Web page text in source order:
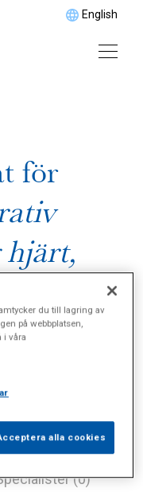
English
för
hjärt,
(0)
du till lagring av
på webbplatsen,
i våra
alla cookies